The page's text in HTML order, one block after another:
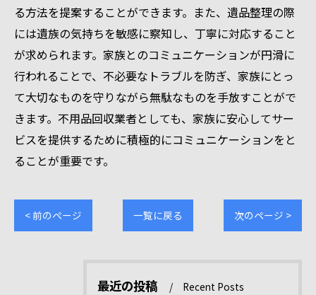
る方法を提案することができます。また、遺品整理の際
には遺族の気持ちを敏感に察知し、丁寧に対応すること
が求められます。家族とのコミュニケーションが円滑に
行われることで、不必要なトラブルを防ぎ、家族にとっ
て大切なものを守りながら無駄なものを手放すことがで
きます。不用品回収業者としても、家族に安心してサー
ビスを提供するために積極的にコミュニケーションをと
ることが重要です。
< 前のページ 一覧に戻る 次のページ >
最近の投稿 Recent Posts